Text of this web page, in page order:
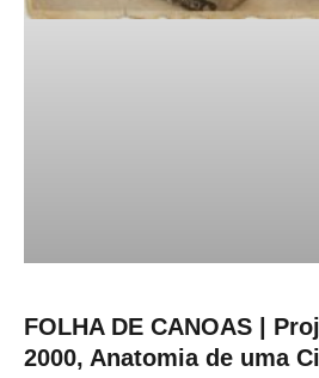
FOLHA DE CANOAS |
2000, Anatomia de uma